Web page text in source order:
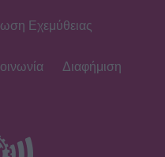
Εχεμύθειας
Διαφήμιση